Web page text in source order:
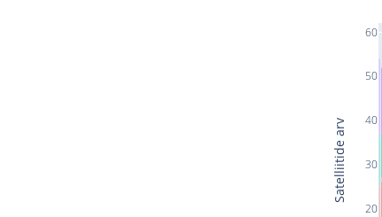
20
30
40
50
60
Satelliitide arv